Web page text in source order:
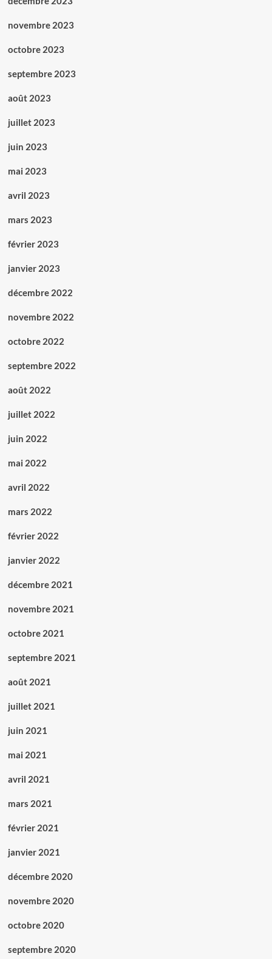
novembre 2023
octobre 2023
septembre 2023
août 2023
juillet 2023
juin 2023
mai 2023
avril 2023
mars 2023
février 2023
janvier 2023
décembre 2022
novembre 2022
octobre 2022
septembre 2022
août 2022
juillet 2022
juin 2022
mai 2022
avril 2022
mars 2022
février 2022
janvier 2022
décembre 2021
novembre 2021
octobre 2021
septembre 2021
août 2021
juillet 2021
juin 2021
mai 2021
avril 2021
mars 2021
février 2021
janvier 2021
décembre 2020
novembre 2020
octobre 2020
septembre 2020